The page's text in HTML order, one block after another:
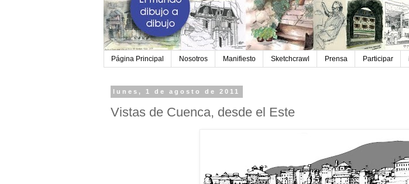
Página Principal Nosotros Manifiesto Sketchcrawl Prensa Participar
lunes, 1 de agosto de 2011
Vistas de Cuenca, desde el Este